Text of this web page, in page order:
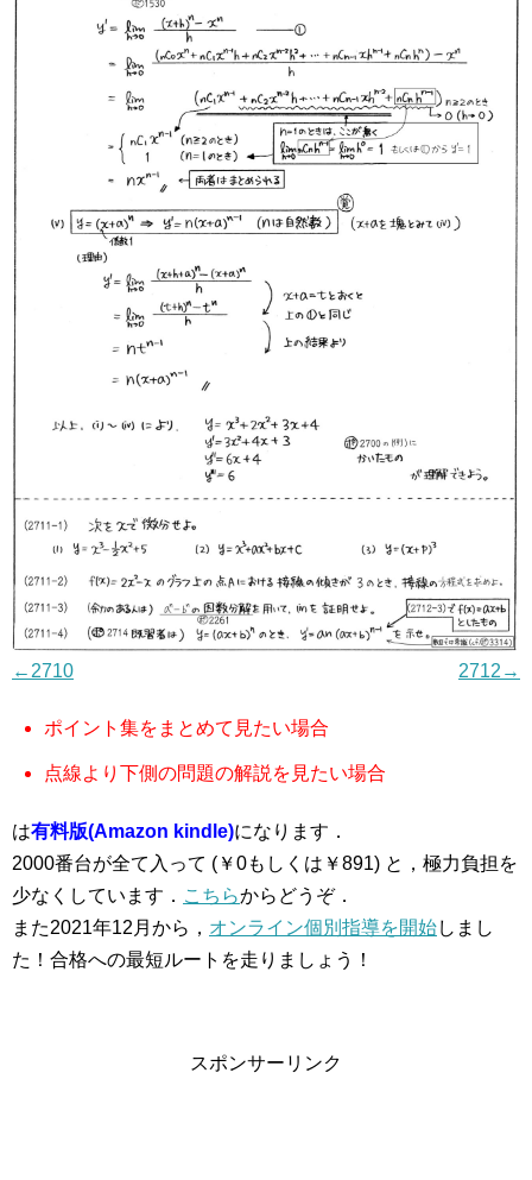
←2710 2712→
ポイント集をまとめて見たい場合
点線より下側の問題の解説を見たい場合
は有料版(Amazon kindle)になります．
2000番台が全て入って (￥0もしくは￥891) と，極力負担を
少なくしています． こちらからどうぞ．
また2021年12月から， オンライン個別指導を開始しまし
た！合格への最短ルートを走りましょう！
スポンサーリンク